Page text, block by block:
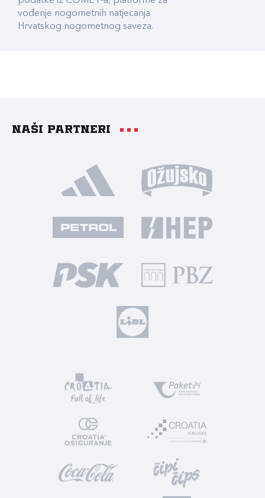
vođenje nogometnih natjecanja
Hrvatskog nogometnog saveza.
Naši partneri